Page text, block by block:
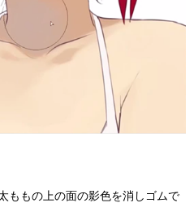
ももの上の面の影色を消しゴムで